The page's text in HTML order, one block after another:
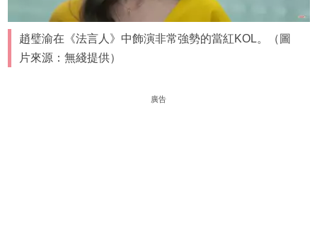
趙璧渝在《法言人》中飾演非常強勢的當紅KOL。（圖
片來源：無綫提供）
廣告